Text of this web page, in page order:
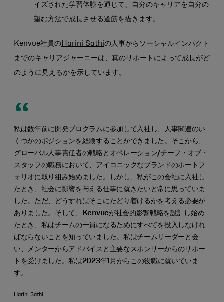
イズされた学習体験を通じて、自分のキャリアを自分の
望む方法で成長させる道筋を描きます。
Kenvue社員の Harini Sathiの人事からソーシャルインパクト
までのキャリアジャーニーは、真のサポートによって成長がど
のように見えるかを示しています。
私は数年前に開発プログラムに参加して入社し、人事関連のい
くつかのポジションを経験することができました。そこから、
グローバル人事責任者の戦略とオペレーション/チーフ・オブ・
スタッフの職務において、アイコニックなブランドのポートフ
ォリオに取り組み始めました。しかし、私がこの会社に入社し
たとき、社会に影響を与える仕事に就きたいと常に思っていま
した。ただ、どうすればそこにたどり着けるかを考える必要が
ありました。そして、Kenvueが社会的影響戦略を設計し始め
たとき、私はチームの一員になるためにすべてを投入しなけれ
ばならないことを知っていました。私はチームリーダーと会
い、メンターからアドバイスと主要なスポンサーからのサポー
トを受けました。私は2023年1月からこの役職に就いていま
す。
Harini Sathi